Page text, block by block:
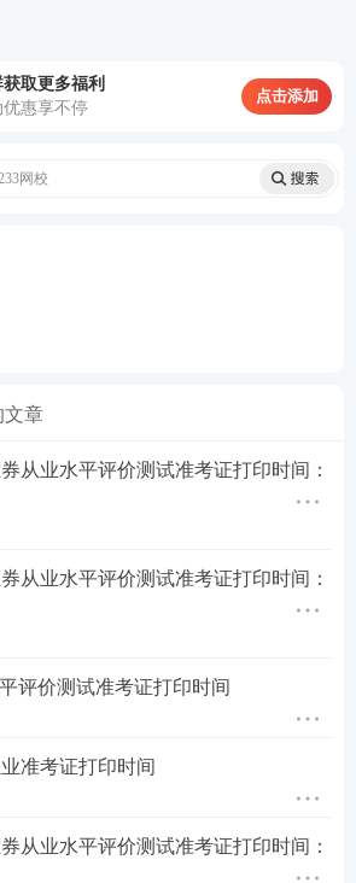
提炼核心知识点
，图表结合，利用
特点让考生短时间内快速记忆！60
使是上班族也可以利用上下班的通
果觉得对考点掌握不充分，还可
证券考试资料，助力大家备考学
公式汇总、考前12页纸、思维导
考点等等总有一款是你需要的，
精品备考资料包下载
取更多福利
惠享不停
点击添加
网校
文章
从业水平评价测试准考证打印时间：
从业水平评价测试准考证打印时间：
评价测试准考证打印时间
准考证打印时间
从业水平评价测试准考证打印时间：